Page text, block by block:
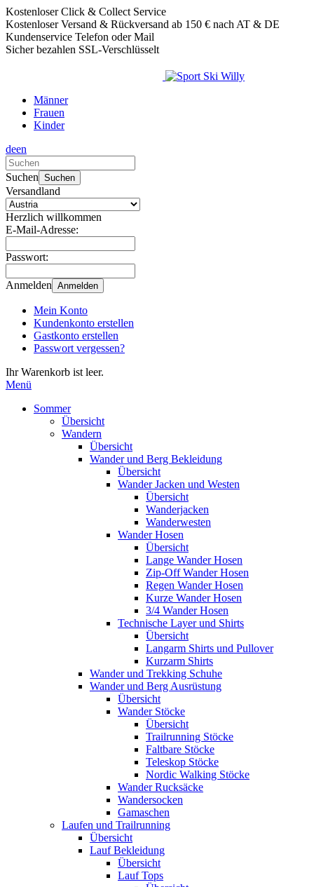
Kostenloser Click & Collect Service
Kostenloser Versand & Rückversand ab 150 € nach AT & DE
Kundenservice Telefon oder Mail
Sicher bezahlen SSL-Verschlüsselt
Männer
Frauen
Kinder
deen
die
nach
oben
unten,
um
das
können
Touch-
und
Streichgesten
verwenden.
Suchen Suchen
Versandland
Herzlich willkommen
E-Mail-Adresse:
Passwort:
Anmelden Anmelden
Mein Konto
Kundenkonto erstellen
Gastkonto erstellen
Passwort vergessen?
Ihr Warenkorb ist leer.
Menü
Sommer
Übersicht
Wandern
Übersicht
Wander und Berg Bekleidung
Übersicht
Wander Jacken und Westen
Übersicht
Wanderjacken
Wanderwesten
Wander Hosen
Übersicht
Lange Wander Hosen
Zip-Off Wander Hosen
Regen Wander Hosen
Kurze Wander Hosen
3/4 Wander Hosen
Technische Layer und Shirts
Übersicht
Langarm Shirts und Pullover
Kurzarm Shirts
Wander und Trekking Schuhe
Wander und Berg Ausrüstung
Übersicht
Wander Stöcke
Übersicht
Trailrunning Stöcke
Faltbare Stöcke
Teleskop Stöcke
Nordic Walking Stöcke
Wander Rucksäcke
Wandersocken
Gamaschen
Laufen und Trailrunning
Übersicht
Lauf Bekleidung
Übersicht
Lauf Tops